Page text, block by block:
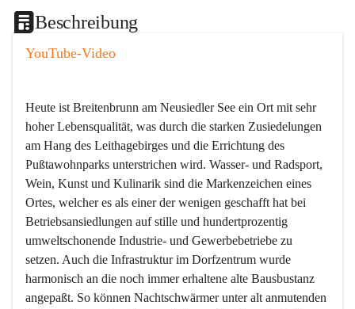
Beschreibung
YouTube-Video
Heute ist Breitenbrunn am Neusiedler See ein Ort mit sehr
hoher Lebensqualität, was durch die starken Zusiedelungen
am Hang des Leithagebirges und die Errichtung des
Pußtawohnparks unterstrichen wird. Wasser- und Radsport,
Wein, Kunst und Kulinarik sind die Markenzeichen eines
Ortes, welcher es als einer der wenigen geschafft hat bei
Betriebsansiedlungen auf stille und hundertprozentig
umweltschonende Industrie- und Gewerbebetriebe zu
setzen. Auch die Infrastruktur im Dorfzentrum wurde
harmonisch an die noch immer erhaltene alte Bausbustanz
angepaßt. So können Nachtschwärmer unter alt anmutenden